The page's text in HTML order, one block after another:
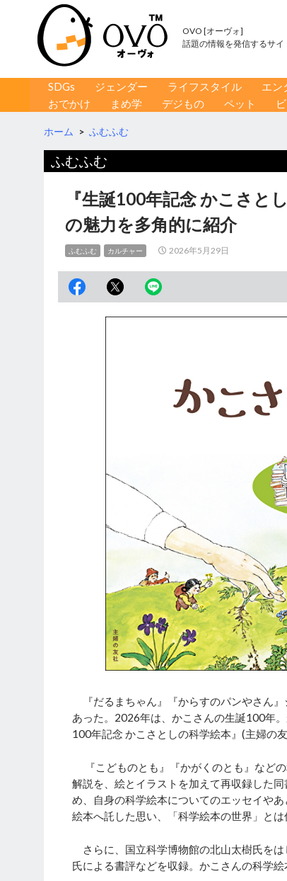
OVO [オーヴォ]
話題の情報を発信するサイ
コンテンツへ移動
SDGs ジェンダー ライフスタイル エン
おでかけ
まめ学 デジもの ペット
ホーム > ふむふむ
ふむふむ
『生誕100年記念 かこさ
の魅力を多角的に紹介
ふむふむ カルチャー 2026年5月29日
『だるまちゃん』『からすのパンやさん
あった。2026年は、かこさんの生誕100年
100年記念 かこさとしの科学絵本』(主婦の
『こどものとも』『かがくのとも』など
解説を、絵とイラストを加えて再収録した
め、自身の科学絵本についてのエッセイや
絵本へ託した思い、「科学絵本の世界」とは
さらに、国立科学博物館の北山太樹氏を
氏による書評などを収録。かこさんの科学